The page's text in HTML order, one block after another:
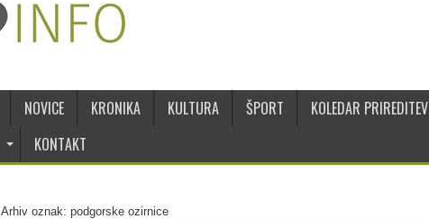
NOVICE KRONIKA KULTURA ŠPORT KOLEDAR PRIREDITEV
KONTAKT
Arhiv oznak: podgorske ozirnice